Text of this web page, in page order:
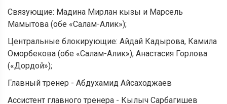
Связующие: Мадина Мирлан кызы и Марсель
Мамытова (обе «Салам-Алик»);
Центральные блокирующие: Айдай Кадырова, Камила
Оморбекова (обе «Салам-Алик»), Анастасия Горлова
(«Дордой»);
Главный тренер - Абдухамид Айсаходжаев
Ассистент главного тренера - Кылыч Сарбагишев